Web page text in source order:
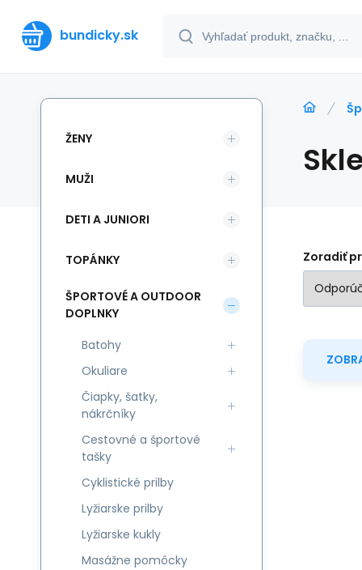
bundicky.sk
Zoradiť
ŽENY
MUŽI
DETI A JUNIORI
TOPÁNKY
ŠPORTOVÉ A OUTDOOR
DOPLNKY
Batohy
Okuliare
Čiapky, šatky,
nákrčníky
Cestovné a športové
tašky
Cyklistické prilby
Lyžiarske prilby
Lyžiarske kukly
Masážne pomôcky